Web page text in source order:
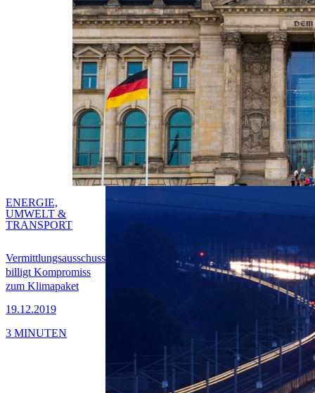
Vermittlungsausschuss
billigt Kompromiss
zum Klimapaket
19.12.2019
ENERGIE,
UMWELT &
TRANSPORT
3 MINUTEN